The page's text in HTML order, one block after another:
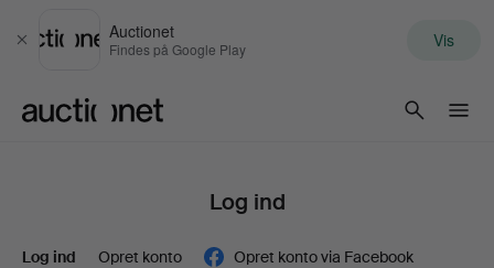
Luk
Auctionet
Findes på Google Play Vis
Log ind
Log ind Opret konto Opret konto via Facebook